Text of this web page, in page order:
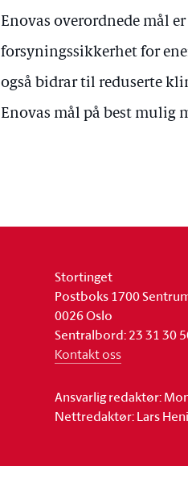
Enovas overordnede mål
forsyningssikkerhet for
også bidrar til reduserte
Enovas mål på best mulig
Stortinget
Postboks 1700
0026 Oslo
Sentralbord: 23 31 30
Kontakt oss
Ansvarlig redaktør:
Nettredaktør: Lars